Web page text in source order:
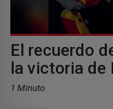
El recuerdo
la victoria de
1 Minuto